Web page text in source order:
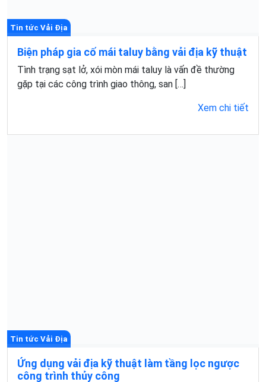
Tin tức Vải Địa
Biện pháp gia cố mái taluy bằng vải địa kỹ thuật
Tình trạng sạt lở, xói mòn mái taluy là vấn đề thường
gặp tại các công trình giao thông, san […]
Xem chi tiết
Tin tức Vải Địa
Ứng dụng vải địa kỹ thuật làm tầng lọc ngược
công trình thủy công